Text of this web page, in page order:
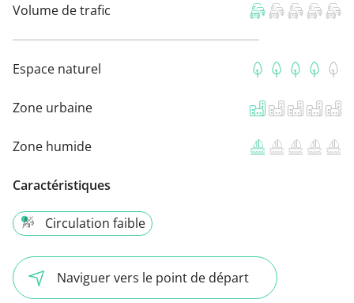
Volume de trafic
Espace naturel
Zone urbaine
Zone humide
Caractéristiques
Circulation faible
Naviguer vers le point de départ